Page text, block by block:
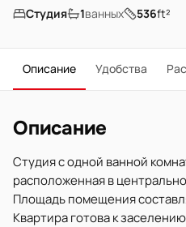
Студия 1ванных 536ft²
Описание Удобства
Описание
Студия с одной ванной
расположенная в
Площадь помещения
Квартира готова к